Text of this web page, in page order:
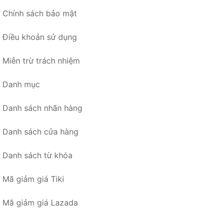
Chính sách bảo mật
Điều khoản sử dụng
Miễn trừ trách nhiệm
Danh mục
Danh sách nhãn hàng
Danh sách cửa hàng
Danh sách từ khóa
Mã giảm giá Tiki
Mã giảm giá Lazada